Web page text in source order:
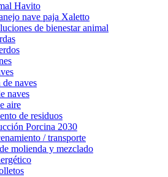
Havito
nave paja Xaletto
de bienestar animal
naves
naves
aire
de residuos
Porcina 2030
/ transporte
molienda y mezclado